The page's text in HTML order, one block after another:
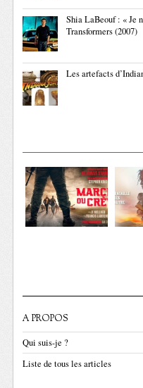
Shia LaBeouf : « Je
Transformers (2007)
Les artefacts
A PROPOS
Qui suis-je ?
Liste de tous les articles